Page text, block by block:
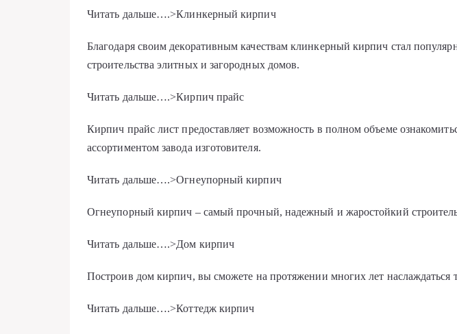
Читать дальше….>Клинкерный кирпич
Благодаря своим декоративным качествам клинкерный кирпич стал
строительства элитных и загородных домов.
Читать дальше….>Кирпич прайс
Кирпич прайс лист предоставляет возможность в полном объеме
ассортиментом завода изготовителя.
Читать дальше….>Огнеупорный кирпич
Огнеупорный кирпич – самый прочный, надежный и жаростойкий
Читать дальше….>Дом кирпич
Построив дом кирпич, вы сможете на протяжении многих лет наслаждаться
Читать дальше….>Коттедж кирпич